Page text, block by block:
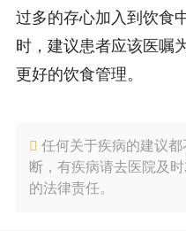
过多的存心加入到饮食
时，建议患者应该医嘱
更好的饮食管理。
任何关于疾病的建议
断，有疾病请去医院及
的法律责任。